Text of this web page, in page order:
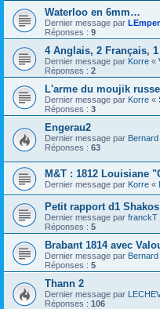
Waterloo en 6mm…
Dernier message par
Réponses : 9
4 Anglais, 2 Français, 1
Dernier message par Korre «
Réponses : 2
L'arme du moujik russe
Dernier message par Korre «
Réponses : 3
Engerau2
Dernier message par
Réponses : 63
M&T : 1812 Louisiane
Dernier message par Korre «
Petit rapport d1
Dernier message par franckT
Réponses : 5
Brabant 1814 avec
Dernier message par
Réponses : 5
Thann 2
Dernier message par
Réponses : 106